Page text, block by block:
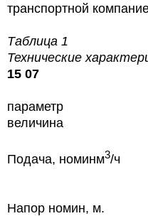
транспортной
Таблица 1
Технические
15 07
параметр
величина
Подача, номинм3/ч
Напор номин, м.